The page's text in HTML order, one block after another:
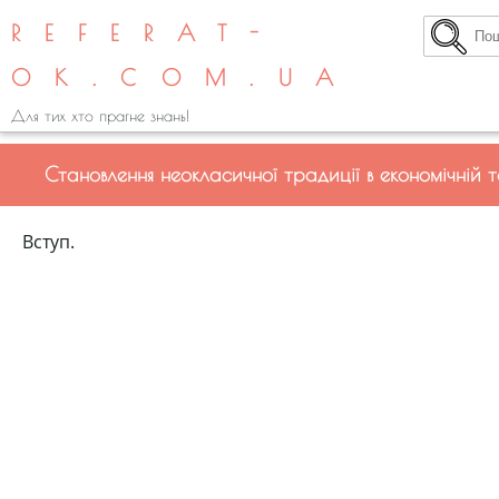
REFERAT-
OK.COM.UA
Для тих хто прагне знань!
Становлення неокласичної традиції в
Вступ.